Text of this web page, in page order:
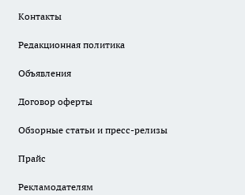
Контакты
Редакционная политика
Объявления
Договор оферты
Обзорные статьи и пресс-релизы
Прайс
Рекламодателям